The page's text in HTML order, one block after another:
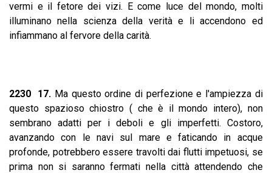
vermi e il fetore dei vizi. E come luce del mondo, molti
illuminano nella scienza della verità e li accendono ed
infiammano al fervore della carità.
2230 17. Ma questo ordine di perfezione e l'ampiezza di
questo spazioso chiostro ( che è il mondo intero), non
sembrano adatti per i deboli e gli imperfetti. Costoro,
avanzando con le navi sul mare e faticando in acque
profonde, potrebbero essere travolti dai flutti impetuosi, se
prima non si saranno fermati nella città attendendo che